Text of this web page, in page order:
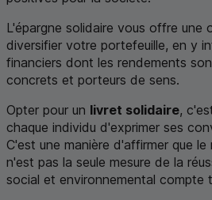
L'épargne solidaire vous offre une
diversifier votre portefeuille, en y
financiers dont les rendements
concrets et porteurs de sens.
Opter pour un livret solidaire,
chaque individu d'exprimer ses
C'est une manière d'affirmer que
n'est pas la seule mesure de la
social et environnemental compte